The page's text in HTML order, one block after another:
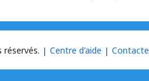
réservés. Centre d'aide